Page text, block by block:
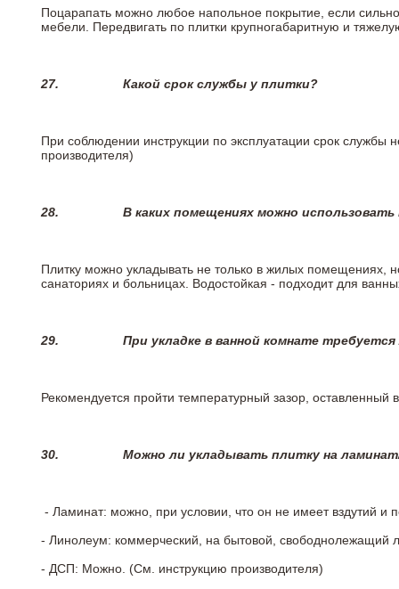
Поцарапать можно любое напольное покрытие, если
мебели. Передвигать по плитки крупногабаритную и
27. Какой срок службы у плитки?
При соблюдении инструкции по эксплуатации срок
производителя)
28. В каких помещениях можно
Плитку можно укладывать не только в жилых помещениях,
санаториях и больницах. Водостойкая - подходит для
29. При укладке в ванной комнате
Рекомендуется пройти температурный зазор,
30. Можно ли укладывать плитку на
- Ламинат: можно, при условии, что он не имеет вздутий
- Линолеум: коммерческий, на бытовой, свободнолежащий
- ДСП: Можно. (См. инструкцию производителя)